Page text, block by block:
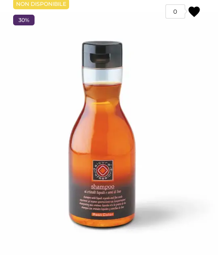
favorite
0
NON DISPONIBILE
30%